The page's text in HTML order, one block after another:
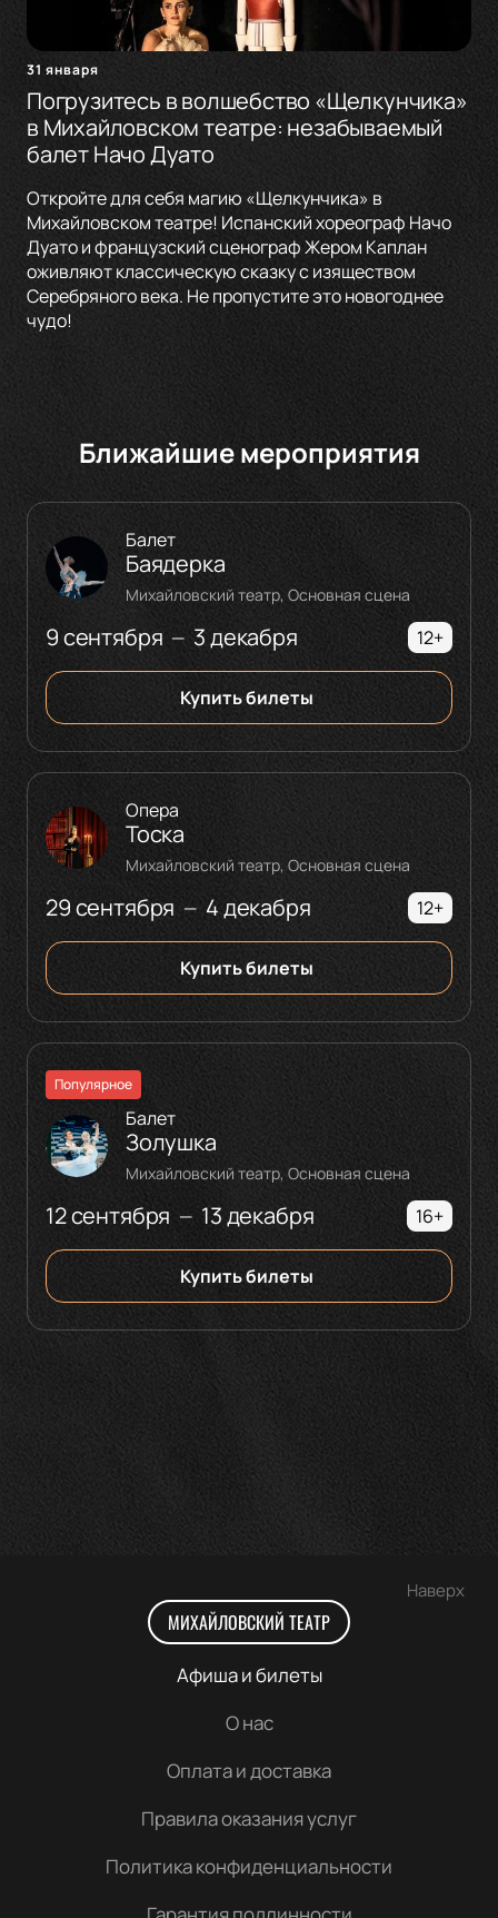
31 января
Погрузитесь в волшебство «Щелкунчика»
в Михайловском театре: незабываемый
балет Начо Дуато
Откройте для себя магию «Щелкунчика» в
Михайловском театре! Испанский хореограф Начо
Дуато и французский сценограф Жером Каплан
оживляют классическую сказку с изяществом
Серебряного века. Не пропустите это новогоднее
чудо!
Ближайшие мероприятия
9 сентября — 3 декабря
Балет
Баядерка
Михайловский театр, Основная сцена
12+
Купить билеты
29 сентября — 4 декабря
Опера
Тоска
Михайловский театр, Основная сцена
12+
Купить билеты
Популярное
12 сентября — 13 декабря
Балет
Золушка
Михайловский театр, Основная сцена
16+
Купить билеты
Наверх
МИХАЙЛОВСКИЙ ТЕАТР
Афиша и билеты
О нас
Оплата и доставка
Правила оказания услуг
Политика конфиденциальности